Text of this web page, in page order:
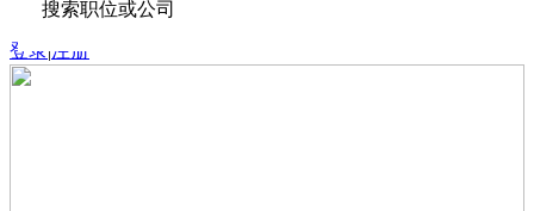
登录 |注册
搜索职位或公司